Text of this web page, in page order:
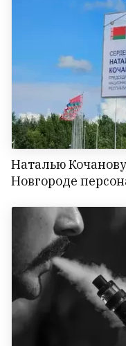
Наталью
Новгороде